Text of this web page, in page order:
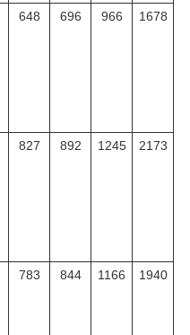
648 696 966 1678
827 892 1245 2173
783 844 1166 1940